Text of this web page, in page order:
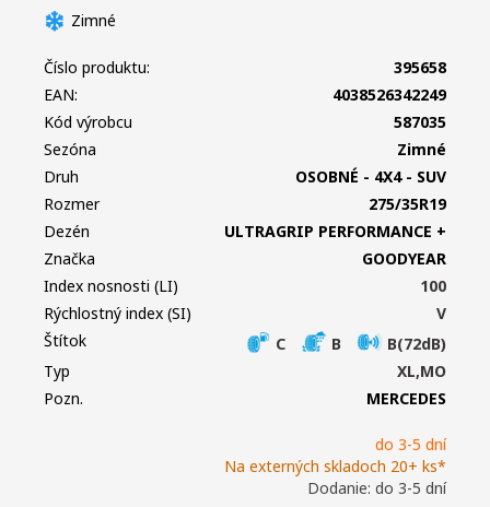
Zimné
do 3-5 dní
Na externých skladoch 20+ ks*
Dodanie: do 3-5 dní
Číslo produktu:
395658
EAN:
4038526342249
Kód výrobcu
587035
Sezóna
Zimné
Druh
OSOBNÉ - 4X4 - SUV
Rozmer
275/35R19
Dezén
ULTRAGRIP PERFORMANCE +
Značka
GOODYEAR
Index nosnosti (LI)
100
Rýchlostný index (SI)
V
Štítok
C B
B(72dB)
Typ
XL,MO
Pozn.
MERCEDES